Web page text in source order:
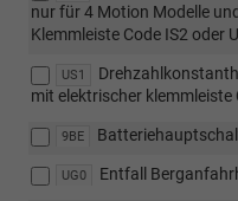
nur für 4 Motion Modelle
Klemmleiste Code IS2 oder
US1
mit elektrischer klemmleiste
9BE
UG0 Entfall